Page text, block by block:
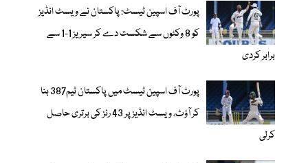
پورٹ آف اسپین ٹیسٹ: پاکستان نے ویسٹ انڈیز
کو 8 وکٹوں سے شکست دے کر سیریز 1-1 سے
برابر کردی
پورٹ آف اسپین ٹیسٹ میں پاکستان ٹیم387 بنا
کر آؤٹ، ویسٹ انڈیز پر 43 رنز کی برتری حاصل
کرلی